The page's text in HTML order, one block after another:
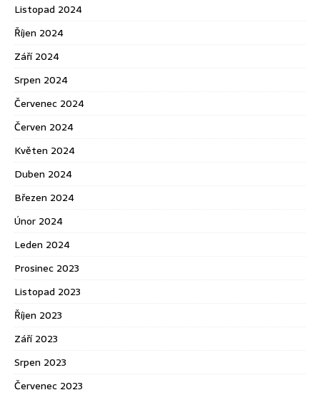
Listopad 2024
Říjen 2024
Září 2024
Srpen 2024
Červenec 2024
Červen 2024
Květen 2024
Duben 2024
Březen 2024
Únor 2024
Leden 2024
Prosinec 2023
Listopad 2023
Říjen 2023
Září 2023
Srpen 2023
Červenec 2023